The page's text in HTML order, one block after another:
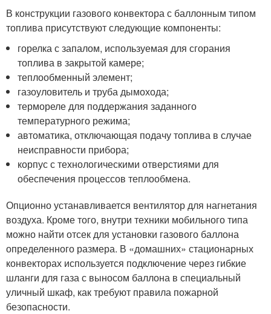
В конструкции газового конвектора с баллонным типом
топлива присутствуют следующие компоненты:
горелка с запалом, используемая для сгорания
топлива в закрытой камере;
теплообменный элемент;
газоуловитель и труба дымохода;
термореле для поддержания заданного
температурного режима;
автоматика, отключающая подачу топлива в случае
неисправности прибора;
корпус с технологическими отверстиями для
обеспечения процессов теплообмена.
Опционно устанавливается вентилятор для нагнетания
воздуха. Кроме того, внутри техники мобильного типа
можно найти отсек для установки газового баллона
определенного размера. В «домашних» стационарных
конвекторах используется подключение через гибкие
шланги для газа с выносом баллона в специальный
уличный шкаф, как требуют правила пожарной
безопасности.